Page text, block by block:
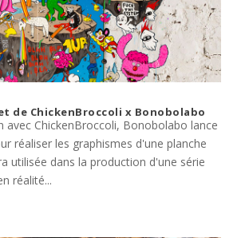
de ChickenBroccoli x Bonobolabo
avec ChickenBroccoli, Bonobolabo lance
réaliser les graphismes d'une planche
utilisée dans la production d'une série
réalité...